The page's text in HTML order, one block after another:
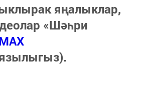
яңалыклар,
«Шәһри